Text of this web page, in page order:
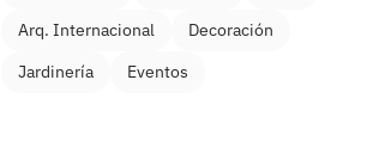
Arq. Internacional
Decoración
Jardinería
Eventos